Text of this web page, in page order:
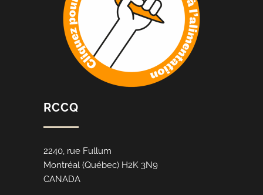
RCCQ
2240, rue Fullum
Montréal (Québec) H2K 3N9
CANADA